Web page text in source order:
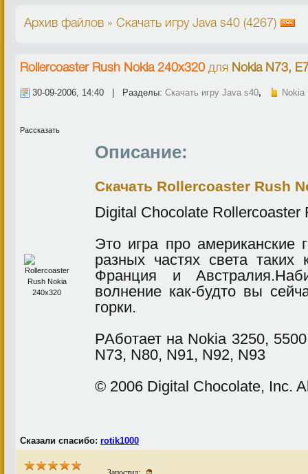
Архив файлов » Скачать игру Java s40 (4267)
Rollercoaster Rush Nokia 240x320для Nokia N73,
30-09-2006, 14:40 | Разделы: Скачать игру Java s40, Nokia
Рассказать
Описание:
Скачать Rollercoaster Rush
Digital Chocolate Rollercoaster
Это игра про американские
разных частях света
Франция и
волнение как-будто вы
горки.
РАботает на Nokia 3250,
N73, N80, N91, N92, N93
© 2006 Digital Chocolate, Inc.
Сказали спасибо: rotik1000